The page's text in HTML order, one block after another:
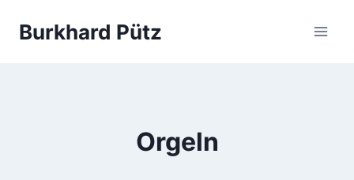
InhaltBurkhard Pütz
Orgeln